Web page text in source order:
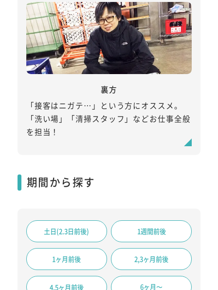
裏方
「接客はニガテ…」という方にオススメ。
「洗い場」「清掃スタッフ」などお仕事全般
を担当！
期間から探す
土日(2.3日前後) 1週間前後
1ヶ月前後 2,3ヶ月前後
4,5ヶ月前後 6ヶ月〜